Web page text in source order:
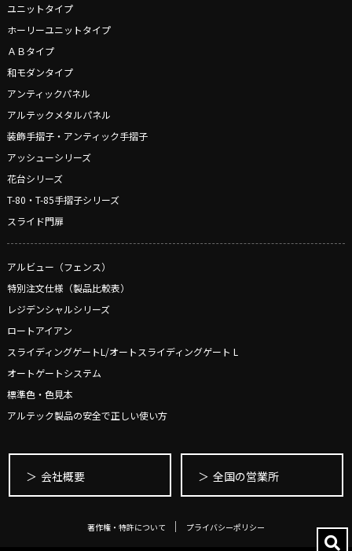
ユニットタイプ
ホーリーユニットタイプ
ＡＢタイプ
和モダンタイプ
アンティックパネル
アルテックメタルパネル
装飾手摺子・アンティック手摺子
アッシューシリーズ
花台シリーズ
T-80・T-85手摺子シリーズ
スライド門扉
アルビュー（フェンス）
特別注文仕様（製品比較表）
レジデンシャルシリーズ
ロートアイアン
スライディングゲートL/オートスライディングゲート L
オートゲートシステム
標準色・色見本
アルテック製品の安全で正しい使い方
会社概要 全国の営業所
著作権・特許について プライバシーポリシー